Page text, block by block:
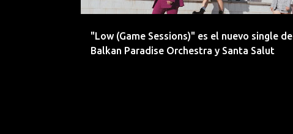
"Low (Game Sessions)" es el nuevo single de
Balkan Paradise Orchestra y Santa Salut